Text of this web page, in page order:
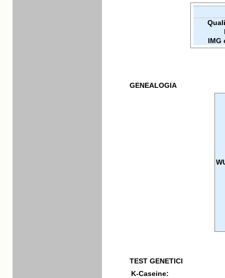
IMG
GENEALOGIA
TEST GENETICI
K-Caseine: